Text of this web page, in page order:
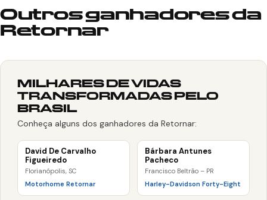
Outros ganhadores da
Retornar
MILHARES DE VIDAS
TRANSFORMADAS PELO
BRASIL
Conheça alguns dos ganhadores da Retornar:
David De Carvalho
Figueiredo
Florianópolis, SC
Motorhome Retornar
Bárbara Antunes
Pacheco
Francisco Beltrão – PR
Harley-Davidson Forty-Eight